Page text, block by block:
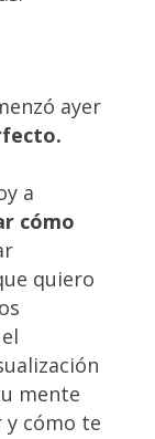
ayer
a
cómo
quiero
mente
y cómo te